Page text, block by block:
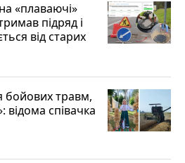
«плаваючі»
підряд і
від старих
бойових травм,
відома співачка